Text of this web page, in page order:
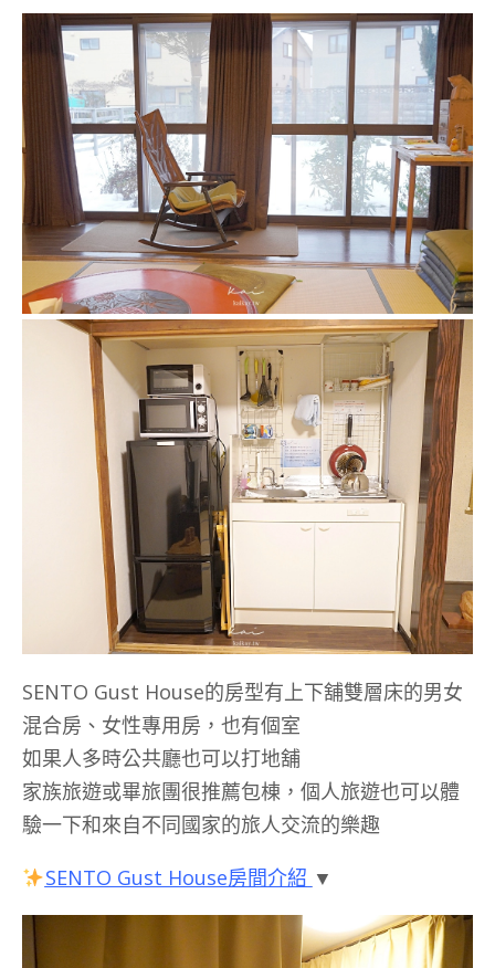
SENTO Gust House的房型有上下舖雙層床的男女
混合房、女性專用房，也有個室
如果人多時公共廳也可以打地舖
家族旅遊或畢旅團很推薦包棟，個人旅遊也可以體
驗一下和來自不同國家的旅人交流的樂趣
SENTO Gust House房間介紹 ▼